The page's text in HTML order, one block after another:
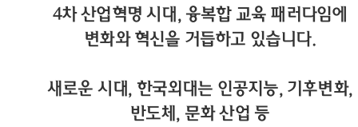
4차 산업혁명 시대, 융복합 교육 패러다임에
변화와 혁신을 거듭하고 있습니다.
새로운 시대, 한국외대는 인공지능, 기후변화,
반도체, 문화 산업 등